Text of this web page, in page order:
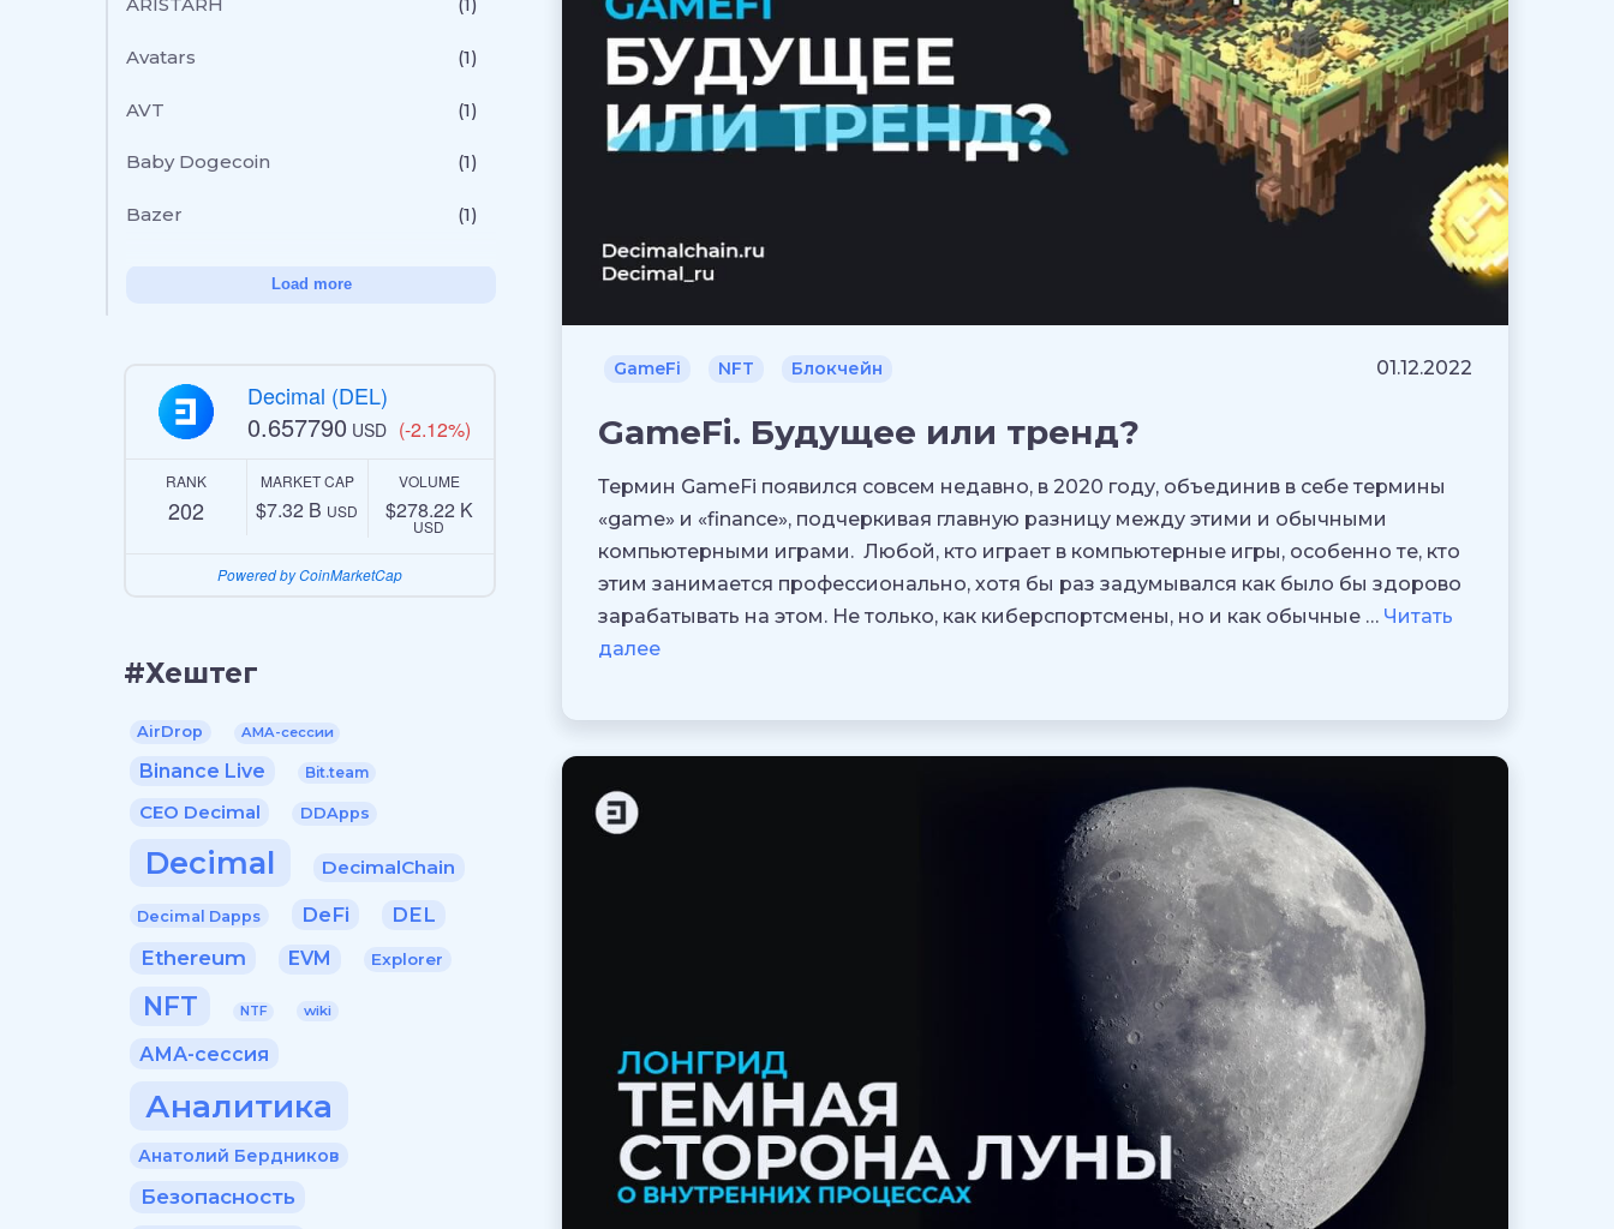
Avatars (1)
AVT (1)
Baby Dogecoin (1)
Bazer (1)
Load more
Decimal (DEL)
0.657790 USD (-2.12%)
RANK
202
MARKET CAP
$7.32 B USD
VOLUME
$278.22 K
USD
Powered by CoinMarketCap
#Хештег
AirDrop AMA-сессии
Binance Live Bit.team
CEO Decimal DDApps
Decimal DecimalChain
Decimal Dapps DeFi DEL
Ethereum EVM Explorer
NFT NTF wiki
АМА-сессия
Аналитика
Анатолий Бердников
Безопасность
GameFi NFT Блокчейн 01.12.2022
GameFi. Будущее или тренд?
Термин GameFi появился совсем недавно, в 2020 году, объединив в себе термины
«game» и «finance», подчеркивая главную разницу между этими и обычными
компьютерными играми. Любой, кто играет в компьютерные игры, особенно те, кто
этим занимается профессионально, хотя бы раз задумывался как было бы здорово
зарабатывать на этом. Не только, как киберспортсмены, но и как обычные … Читать
далее